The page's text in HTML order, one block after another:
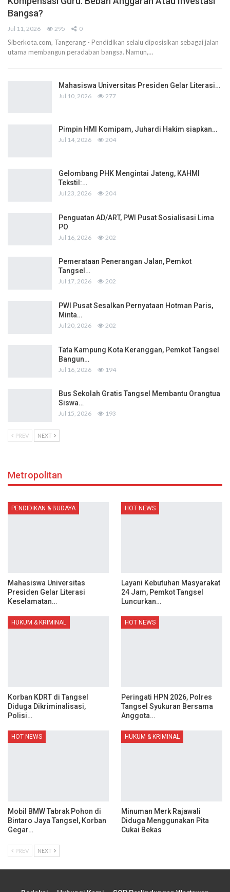
Bangsa?
Jul 11, 2026 295 0
Siberkota.com, Tangerang - Pendidikan selalu diposisikan sebagai jalan
utama membangun peradaban bangsa. Namun,…
Mahasiswa Universitas Presiden Gelar Literasi…
Jul 10, 2026 277
Pimpin HMI Komipam, Juhardi Hakim siapkan…
Jul 14, 2026 204
Gelombang PHK Mengintai Jateng, KAHMI
Tekstil:…
Jul 23, 2026 204
Penguatan AD/ART, PWI Pusat Sosialisasi Lima
PO
Jul 16, 2026 202
Pemerataan Penerangan Jalan, Pemkot
Tangsel…
Jul 17, 2026 202
PWI Pusat Sesalkan Pernyataan Hotman Paris,
Minta…
Jul 20, 2026 202
Tata Kampung Kota Keranggan, Pemkot Tangsel
Bangun…
Jul 16, 2026 194
Bus Sekolah Gratis Tangsel Membantu Orangtua
Siswa…
Jul 15, 2026 193
PREV NEXT
Metropolitan
PENDIDIKAN & BUDAYA
Mahasiswa Universitas
Presiden Gelar Literasi
Keselamatan…
HOT NEWS
Layani Kebutuhan Masyarakat
24 Jam, Pemkot Tangsel
Luncurkan…
HUKUM & KRIMINAL
Korban KDRT di Tangsel
Diduga Dikriminalisasi,
Polisi…
HOT NEWS
Peringati HPN 2026, Polres
Tangsel Syukuran Bersama
Anggota…
HOT NEWS
Mobil BMW Tabrak Pohon di
Bintaro Jaya Tangsel, Korban
Gegar…
HUKUM & KRIMINAL
Minuman Merk Rajawali
Diduga Menggunakan Pita
Cukai Bekas
PREV NEXT